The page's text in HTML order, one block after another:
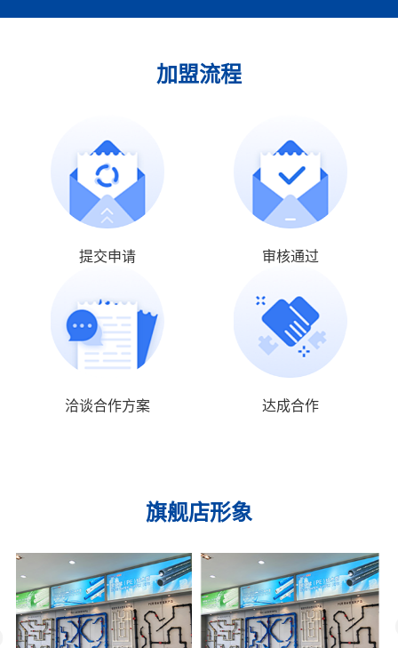
加盟流程
提交申请 审核通过
洽谈合作方案 达成合作
旗舰店形象